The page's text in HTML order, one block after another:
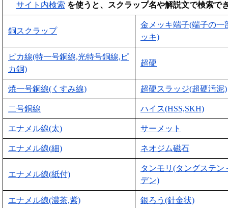
サイト内検索 を使うと、スクラップ名や解説文で検索で
銅スクラップ
金メッキ端子(端子の一
ッキ)
ピカ線(特一号銅線,光特号銅線,ピ
カ銅)
超硬
焼一号銅線(くすみ線) 超硬スラッジ(超硬汚泥)
二号銅線 ハイス(HSS,SKH)
エナメル線(太) サーメット
エナメル線(細) ネオジム磁石
エナメル線(紙付)
タンモリ(タングステン
デン)
エナメル線(濃茶,紫) 銀ろう(針金状)